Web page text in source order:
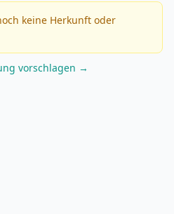
keine Herkunft oder
vorschlagen →